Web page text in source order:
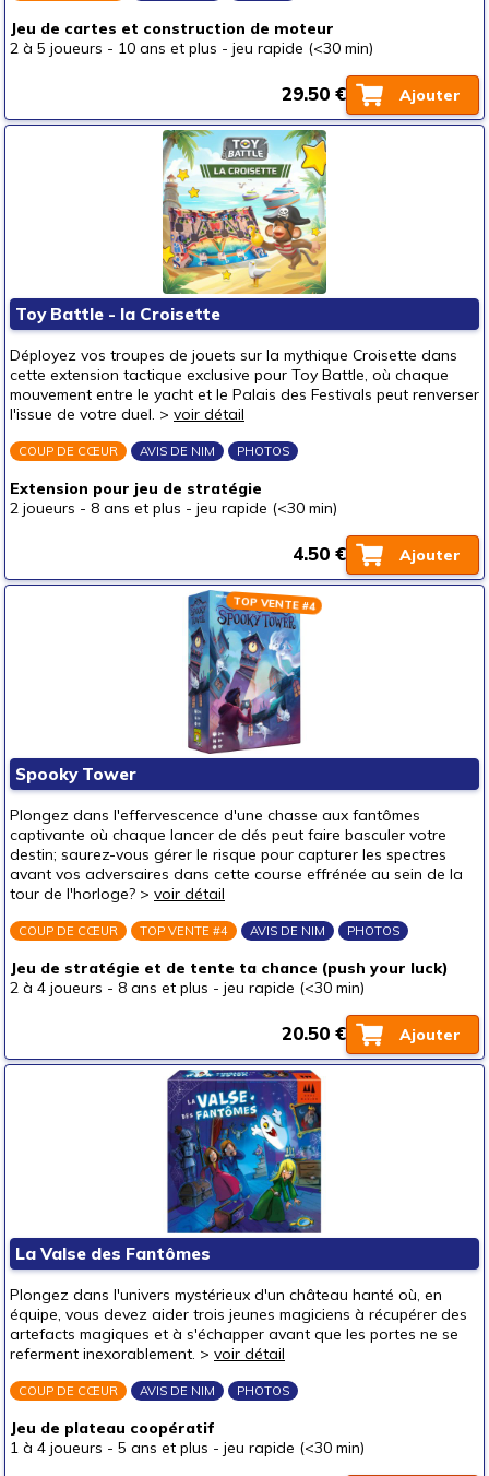
Jeu de cartes et construction de moteur
2 à 5 joueurs - 10 ans et plus - jeu rapide (<30 min)
Ajouter
29.50 €
Toy Battle - la Croisette
Déployez vos troupes de jouets sur la mythique Croisette dans
cette extension tactique exclusive pour Toy Battle, où chaque
mouvement entre le yacht et le Palais des Festivals peut renverser
l'issue de votre duel. > voir détail
COUP DE CŒUR AVIS DE NIM PHOTOS
Extension pour jeu de stratégie
2 joueurs - 8 ans et plus - jeu rapide (<30 min)
Ajouter
4.50 €
TOP VENTE #4
Spooky Tower
Plongez dans l'effervescence d'une chasse aux fantômes
captivante où chaque lancer de dés peut faire basculer votre
destin; saurez-vous gérer le risque pour capturer les spectres
avant vos adversaires dans cette course effrénée au sein de la
tour de l'horloge? > voir détail
COUP DE CŒUR TOP VENTE #4 AVIS DE NIM PHOTOS
Jeu de stratégie et de tente ta chance (push your luck)
2 à 4 joueurs - 8 ans et plus - jeu rapide (<30 min)
Ajouter
20.50 €
La Valse des Fantômes
Plongez dans l'univers mystérieux d'un château hanté où, en
équipe, vous devez aider trois jeunes magiciens à récupérer des
artefacts magiques et à s'échapper avant que les portes ne se
referment inexorablement. > voir détail
COUP DE CŒUR AVIS DE NIM PHOTOS
Jeu de plateau coopératif
1 à 4 joueurs - 5 ans et plus - jeu rapide (<30 min)